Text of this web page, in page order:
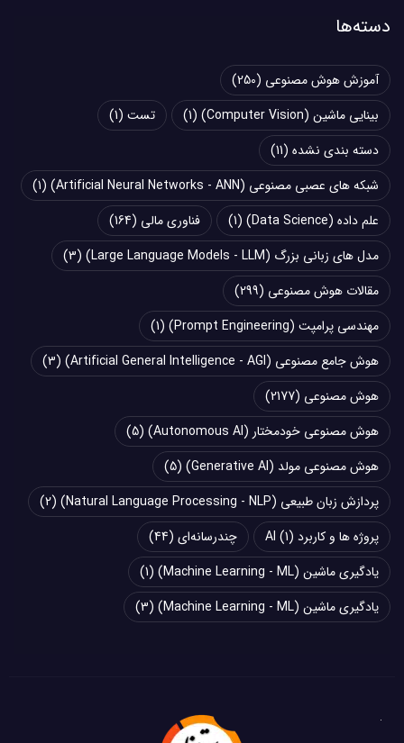
دسته‌ها
آموزش هوش مصنوعی (250)
بینایی ماشین (Computer Vision)
(1) تست (1)
دسته بندی نشده (11)
شبکه های عصبی مصنوعی (Artificial Neural Networks - ANN)
(1)
علم داده (Data Science)
(1) فناوری مالی (164)
مدل های زبانی بزرگ (Large Language Models - LLM)
(3)
مقالات هوش مصنوعی (299)
مهندسی پرامپت (Prompt Engineering)
(1)
هوش جامع مصنوعی (Artificial General Intelligence - AGI)
(3)
هوش مصنوعی (2177)
هوش مصنوعی خودمختار (Autonomous AI)
(5)
هوش مصنوعی مولد (Generative AI)
(5)
پردازش زبان طبیعی (Natural Language Processing - NLP)
(2)
پروژه ها و کاربرد AI (1) چند‌‌رسانه‌ای (44)
یادگیری ماشین (Machine Learning - ML)
(1)
یادگیری ماشین (Machine Learning - ML)
(3)